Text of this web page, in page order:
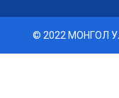
© 2022 МОНГОЛ